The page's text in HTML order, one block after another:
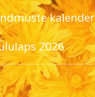
kalender
2026